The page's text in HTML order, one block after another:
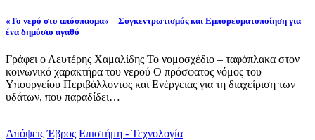
«Το νερό στο απόσπασμα» – Συγκεντρωτισμός και Εμπορευματοποίηση για
ένα δημόσιο αγαθό
Γράφει ο Λευτέρης Χαμαλίδης Το νομοσχέδιο – ταφόπλακα στον
κοινωνικό χαρακτήρα του νερού Ο πρόσφατος νόμος του
Υπουργείου Περιβάλλοντος και Ενέργειας για τη διαχείριση των
υδάτων, που παραδίδει…
Απόψεις Έβρος Επιστήμη - Τεχνολογία